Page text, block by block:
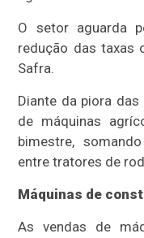
O setor aguarda
redução das taxas
Safra.
Diante da piora
de máquinas
bimestre,
entre tratores de
Máquinas de
As vendas de